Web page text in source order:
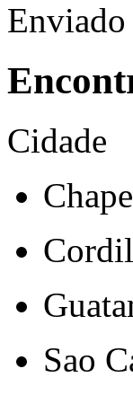
Enviado
Cidade
Sao